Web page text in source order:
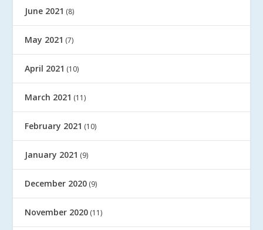
June 2021 (8)
May 2021 (7)
April 2021 (10)
March 2021 (11)
February 2021 (10)
January 2021 (9)
December 2020 (9)
November 2020 (11)